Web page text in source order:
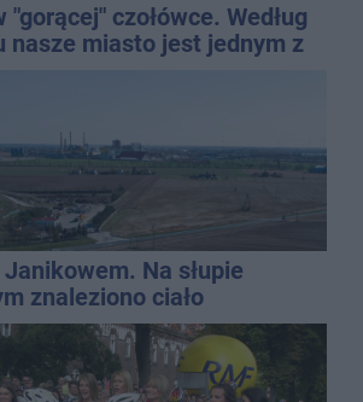
"gorącej" czołówce. Według
nasze miasto jest jednym z
Na słupie
znaleziono ciało